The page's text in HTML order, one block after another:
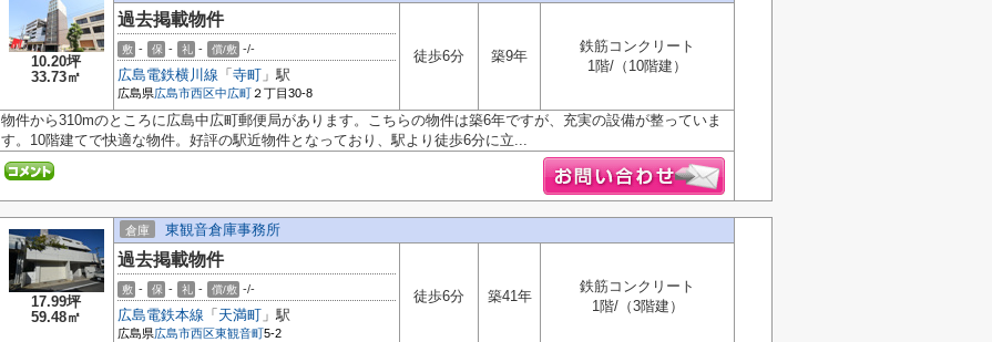
10.20坪
33.73㎡
過去掲載物件
敷 - 保 - 礼 - 償/敷 -/-
広島電鉄横川線 「 寺町 」駅
広島県広島市西区中広町 ２丁目30-8
徒歩6分 築9年
鉄筋コンクリート
1階/（10階建）
物件から310mのところに広島中広町郵便局があります。こちらの物件は築6年ですが、充実の設備が整っていま
す。10階建てで快適な物件。好評の駅近物件となっており、駅より徒歩6分に立...
17.99坪
59.48㎡
倉庫 東観音倉庫事務所
過去掲載物件
敷 - 保 - 礼 - 償/敷 -/-
広島電鉄本線 「 天満町 」駅
広島県広島市西区東観音町5-2
徒歩6分 築41年
鉄筋コンクリート
1階/（3階建）